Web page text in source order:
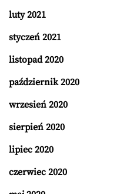
luty 2021
styczeń 2021
listopad 2020
październik 2020
wrzesień 2020
sierpień 2020
lipiec 2020
czerwiec 2020